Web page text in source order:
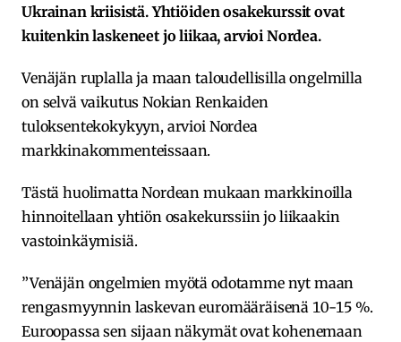
Ukrainan kriisistä. Yhtiöiden osakekurssit ovat
kuitenkin laskeneet jo liikaa, arvioi Nordea.
Venäjän ruplalla ja maan taloudellisilla ongelmilla
on selvä vaikutus Nokian Renkaiden
tuloksentekokykyyn, arvioi Nordea
markkinakommenteissaan.
Tästä huolimatta Nordean mukaan markkinoilla
hinnoitellaan yhtiön osakekurssiin jo liikaakin
vastoinkäymisiä.
”Venäjän ongelmien myötä odotamme nyt maan
rengasmyynnin laskevan euromääräisenä 10-15 %.
Euroopassa sen sijaan näkymät ovat kohenemaan